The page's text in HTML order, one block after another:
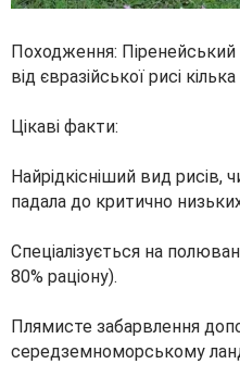
Походження: Піренейський
від євразійської рисі
Цікаві факти:
Найрідкісніший вид рисів,
падала до критично
Спеціалізується на
80% раціону).
Плямисте забарвлення
середземноморському